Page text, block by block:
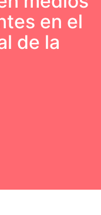
en el
de la